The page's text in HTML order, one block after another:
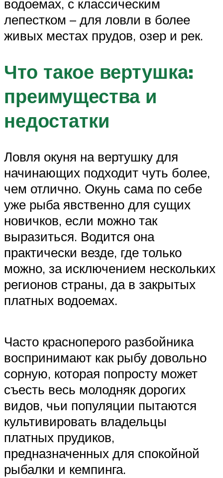
водоемах, с классическим
лепестком – для ловли в более
живых местах прудов, озер и рек.
Что такое вертушка:
преимущества и
недостатки
Ловля окуня на вертушку для
начинающих подходит чуть более,
чем отлично. Окунь сама по себе
уже рыба явственно для сущих
новичков, если можно так
выразиться. Водится она
практически везде, где только
можно, за исключением нескольких
регионов страны, да в закрытых
платных водоемах.
Часто красноперого разбойника
воспринимают как рыбу довольно
сорную, которая попросту может
съесть весь молодняк дорогих
видов, чьи популяции пытаются
культивировать владельцы
платных прудиков,
предназначенных для спокойной
рыбалки и кемпинга.